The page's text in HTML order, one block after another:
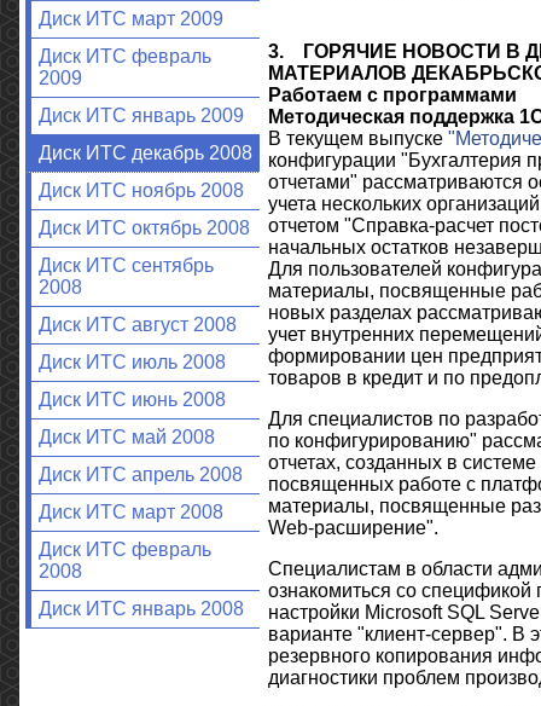
Диск ИТС март 2009
Диск ИТС февраль
2009
Диск ИТС январь 2009
Диск ИТС декабрь 2008
Диск ИТС ноябрь 2008
Диск ИТС октябрь 2008
Диск ИТС сентябрь
2008
Диск ИТС август 2008
Диск ИТС июль 2008
Диск ИТС июнь 2008
Диск ИТС май 2008
Диск ИТС апрель 2008
Диск ИТС март 2008
Диск ИТС февраль
2008
Диск ИТС январь 2008
3.
ГОРЯЧИЕ НОВОСТИ В
МАТЕРИАЛОВ
Работаем с программами
Методическая поддержка
В текущем выпуске
конфигурации "Бухгалтерия
отчетами" рассматриваются
учета нескольких
отчетом "Справка-расчет
начальных остатков
Для пользователей
материалы, посвященные
новых разделах
учет внутренних
формировании цен
товаров в кредит и по
Для специалистов по
по конфигурированию"
отчетах, созданных в
посвященных работе с
материалы, посвященные
Web-расширение".
Специалистам в области
ознакомиться со
настройки Microsoft SQL
варианте "клиент-сервер". В
резервного копирования
диагностики проблем